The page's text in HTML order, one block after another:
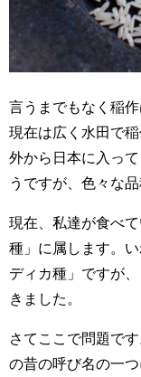
言うまでもなく稲
現在は広く水田で
外から日本に入っ
うですが、色々な
現在、私達が食べ
種」に属します。
ディカ種」ですが
きました。
さてここで問題で
の昔の呼び名の一